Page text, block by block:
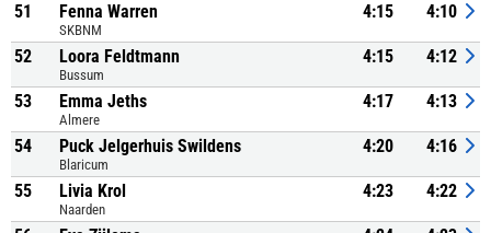
51 Fenna Warren
SKBNM
4:15 4:10
52 Loora Feldtmann
Bussum
4:15 4:12
53 Emma Jeths
Almere
4:17 4:13
54 Puck Jelgerhuis Swildens
Blaricum
4:20 4:16
55 Livia Krol
Naarden
4:23 4:22